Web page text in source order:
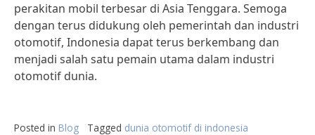
perakitan mobil terbesar di Asia Tenggara. Semoga
dengan terus didukung oleh pemerintah dan industri
otomotif, Indonesia dapat terus berkembang dan
menjadi salah satu pemain utama dalam industri
otomotif dunia.
Posted in Blog Tagged dunia otomotif di indonesia